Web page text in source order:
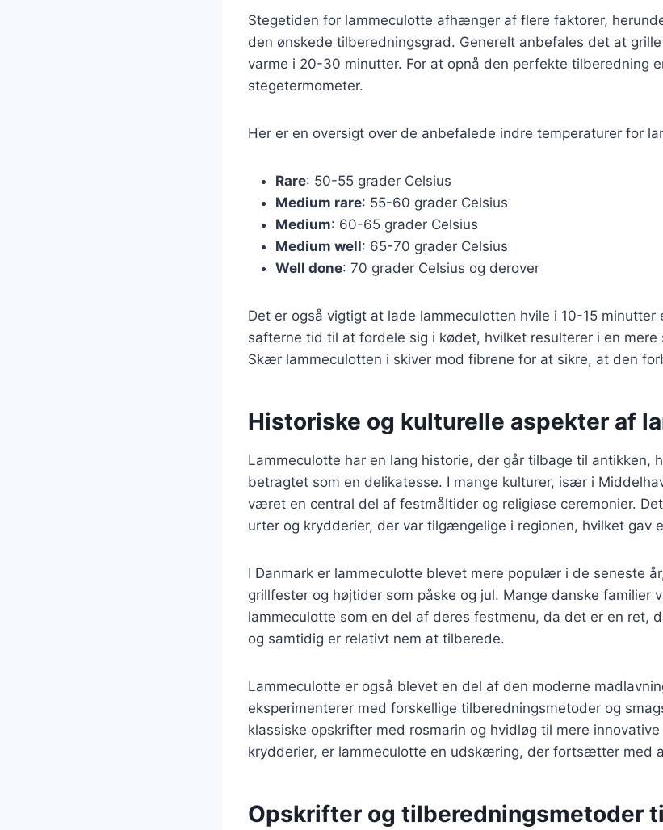
Stegetiden for lammeculotte afhænger af flere faktorer,
den ønskede tilberedningsgrad. Generelt anbefales det at
varme i 20-30 minutter. For at opnå den perfekte tilberedning
stegetermometer.
Her er en oversigt over de anbefalede indre temperaturer for
Rare: 50-55 grader Celsius
Medium rare: 55-60 grader Celsius
Medium: 60-65 grader Celsius
Medium well: 65-70 grader Celsius
Well done: 70 grader Celsius og derover
Det er også vigtigt at lade lammeculotten hvile i 10-15 minutter
safterne tid til at fordele sig i kødet, hvilket resulterer i en
Skær lammeculotten i skiver mod fibrene for at sikre, at den
Historiske og kulturelle aspekter af
Lammeculotte har en lang historie, der går tilbage til antikken,
betragtet som en delikatesse. I mange kulturer, især i
været en central del af festmåltider og religiøse ceremonier.
urter og krydderier, der var tilgængelige i regionen, hvilket gav
I Danmark er lammeculotte blevet mere populær i de seneste
grillfester og højtider som påske og jul. Mange danske familier
lammeculotte som en del af deres festmenu, da det er en ret,
og samtidig er relativt nem at tilberede.
Lammeculotte er også blevet en del af den moderne
eksperimenterer med forskellige tilberedningsmetoder og
klassiske opskrifter med rosmarin og hvidløg til mere
krydderier, er lammeculotte en udskæring, der fortsætter med
Opskrifter og tilberedningsmetoder